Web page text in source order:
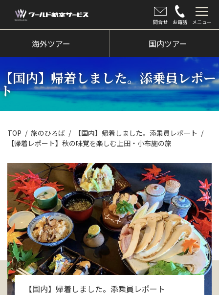
問合せ お電話 メニュー
海外ツアー
クルーズツアー
ツアー催行状況
旅のひろば
イベント
新着情報
会社情報
お問い合わせ
資料請求
海外ツアー 国内ツアー
【国内】帰着しました。添乗員レポー
ト
TOP 旅のひろば
【国内】帰着しました。添乗員レポート
【帰着レポート】秋の味覚を楽しむ上田・小布施の旅
【国内】帰着しました。添乗員レポート